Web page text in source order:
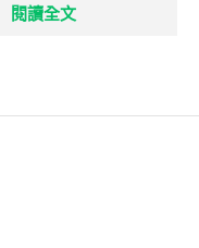
閱讀全文